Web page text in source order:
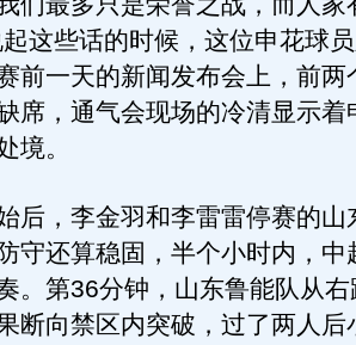
起这些话的时候，这位申花球
前一天的新闻发布会上，前两
席，通气会现场的冷清显示着
境。
，李金羽和李雷雷停赛的山
守还算稳固，半个小时内，中
。第36分钟，山东鲁能队从
断向禁区内突破，过了两人后